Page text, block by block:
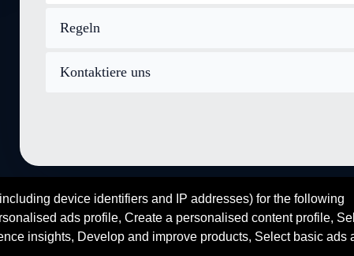
device identifiers and IP addresses) for the following
ads profile, Create a personalised content profile,
insights, Develop and improve products, Select basic ads
Konvertieren image-webp in video-mpeg
Regeln
Kontaktiere uns
zh ar
hi
rights reserved